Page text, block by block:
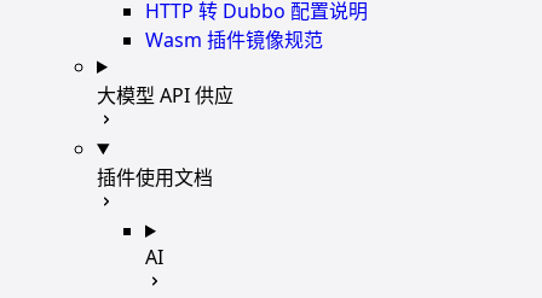
HTTP 转 Dubbo 配置说明
Wasm 插件镜像规范
大模型 API 供应
插件使用文档
AI